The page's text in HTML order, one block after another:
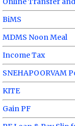
BiMS
MDMS Noon Meal
Income Tax
SNEHAPOORVAM
KITE
Gain PF